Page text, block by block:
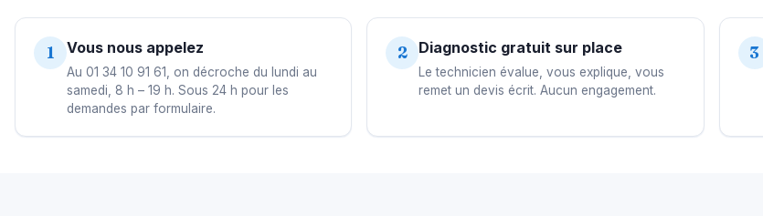
1 Vous nous appelez
Au 01 34 10 91 61, on décroche du lundi au
samedi, 8 h – 19 h. Sous 24 h pour les
demandes par formulaire.
2 Diagnostic gratuit sur place
Le technicien évalue, vous explique, vous
remet un devis écrit. Aucun engagement.
3